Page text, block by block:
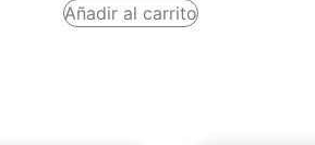
Añadir al carrito